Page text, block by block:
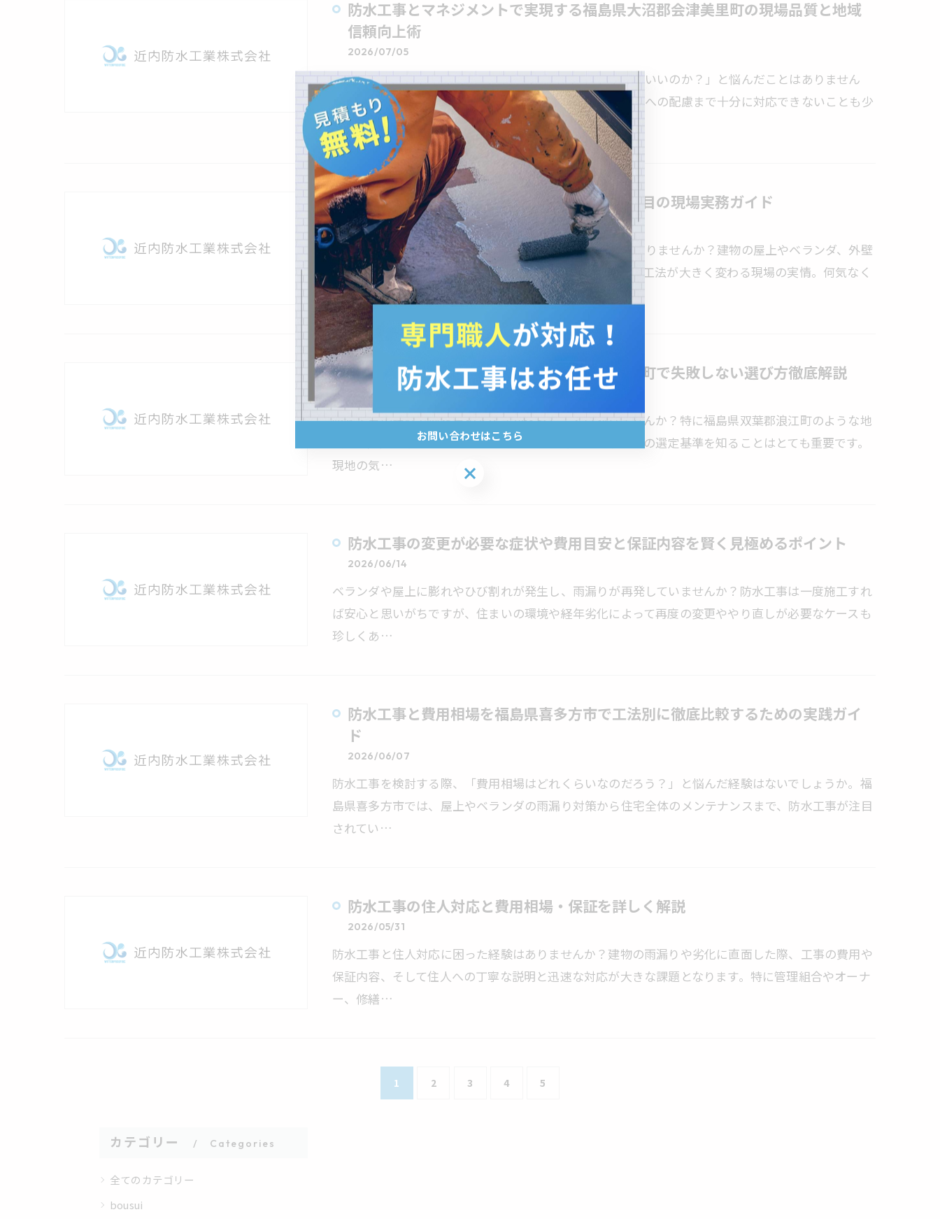
防水工事とマネジメントで実現する福島県大沼郡会津美里町の現場品質と地域
信頼向上術
2026/07/05
防水工事の現場で「品質や信頼性をどのように確保すればいいのか？」と悩んだことはありません
か？従来の施工管理だけでは、地域特有の気候や近隣住民への配慮まで十分に対応できないことも少
なくありま…
防水工事の詳細リスト徹底解説と各工法・項目の現場実務ガイド
2026/06/28
防水工事の詳細リストを一望できたら…と思ったことはありませんか？建物の屋上やベランダ、外壁
など、場所や下地の状態によって適切な防水工事の工程や工法が大きく変わる現場の実情。何気なく
見積書に記…
防水工事の設計ポイントと福島県双葉郡浪江町で失敗しない選び方徹底解説
2026/06/21
防水工事の設計で何を重視すべきか迷ったことはありませんか？特に福島県双葉郡浪江町のような地
域で、戸建てやマンション、工場ごとに最適な工法や業者の選定基準を知ることはとても重要です。
現地の気…
防水工事の変更が必要な症状や費用目安と保証内容を賢く見極めるポイント
2026/06/14
ベランダや屋上に膨れやひび割れが発生し、雨漏りが再発していませんか？防水工事は一度施工すれ
ば安心と思いがちですが、住まいの環境や経年劣化によって再度の変更ややり直しが必要なケースも
珍しくあ…
防水工事と費用相場を福島県喜多方市で工法別に徹底比較するための実践ガイ
ド
2026/06/07
防水工事を検討する際、「費用相場はどれくらいなのだろう？」と悩んだ経験はないでしょうか。福
島県喜多方市では、屋上やベランダの雨漏り対策から住宅全体のメンテナンスまで、防水工事が注目
されてい…
防水工事の住人対応と費用相場・保証を詳しく解説
2026/05/31
防水工事と住人対応に困った経験はありませんか？建物の雨漏りや劣化に直面した際、工事の費用や
保証内容、そして住人への丁寧な説明と迅速な対応が大きな課題となります。特に管理組合やオーナ
ー、修繕…
1 2 3 4 5
カテゴリー Categories
全てのカテゴリー
bousui
お問い合わせはこちら
お問い合わせはこちら